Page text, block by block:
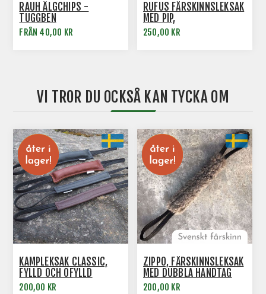
RAUH ÄLGCHIPS -
TUGGBEN
FRÅN 40,00 KR
RUFUS FÅRSKINNSLEKSAK
MED PIP,
EXPANDERHANDTAG
250,00 KR
VI TROR DU OCKSÅ KAN TYCKA OM
KAMPLEKSAK CLASSIC,
FYLLD OCH OFYLLD
200,00 KR
ZIPPO, FÅRSKINNSLEKSAK
MED DUBBLA HANDTAG
200,00 KR